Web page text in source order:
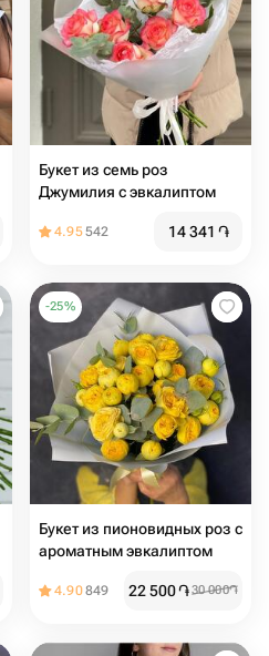
Букет из семь роз
Джумилия с эвкалиптом
4.95542 14 341 ֏
-25%
Букет из пионовидных роз с
ароматным эвкалиптом
4.90849 22 500֏30 000֏